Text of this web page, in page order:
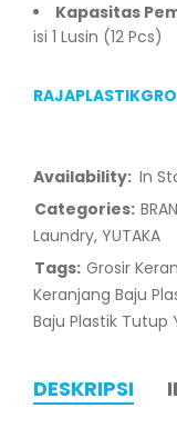
Kapasitas
isi 1 Lusin (12 Pcs)
Availability: In
Categories:
Laundry, YUTAKA
Tags: Grosir
Keranjang Baju
Baju Plastik Tutup
DESKRIPSI